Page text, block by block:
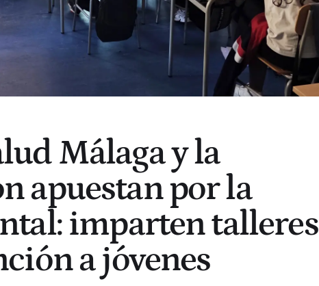
Málaga y la
apuestan por la
imparten talleres
a jóvenes